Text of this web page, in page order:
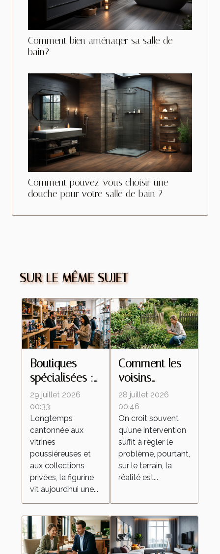
Comment bien aménager sa salle de
bain?
Comment pouvez-vous choisir une
douche pour votre salle de bain ?
SUR LE MÊME SUJET
Boutiques
spécialisées :
ces lieux
d’échanges
qui
transforment la
culture de la
figurine
29 juillet 2026
00:33
Longtemps
cantonnée aux
vitrines
poussiéreuses et
aux collections
privées, la figurine
vit aujourd’hui une...
Comment les
voisins
influencent le
retour des
insectes
malgré une
intervention
locale
28 juillet 2026
00:46
On croit souvent
qu’une intervention
suffit à régler le
problème, pourtant,
sur le terrain, la
réalité est...